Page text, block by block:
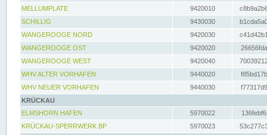
MELLUMPLATE
9420010
SCHILLIG
9430030
WANGEROOGE NORD
9420030
WANGEROOGE OST
9420020
WANGEROOGE WEST
9420040
WHV ALTER VORHAFEN
9440020
WHV NEUER VORHAFEN
9440030
KRÜCKAU
ELMSHORN HAFEN
5970022
KRÜCKAU-SPERRWERK BP
5970023